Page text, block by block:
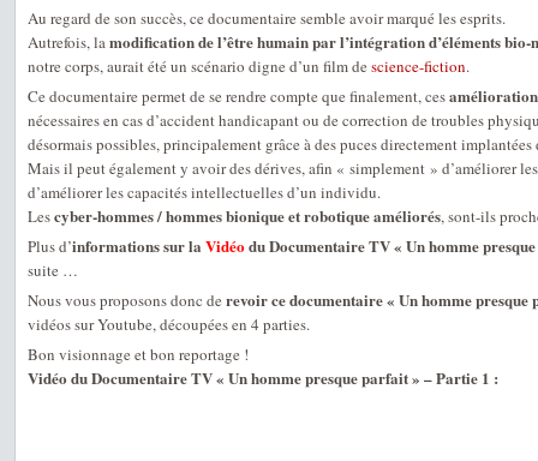
Au regard de son succès, ce documentaire semble avoir marqué les esprits.
Autrefois, lamodification de l’être humain par l’intégration d’éléments bio-
notre corps, aurait été un scénario digne d’un film de science-fiction.
Ce documentaire permet de se rendre compte que finalement, ces
nécessaires en cas d’accident handicapant ou de correction de troubles
désormais possibles, principalement grâce à des puces directement implantées
Mais il peut également y avoir des dérives, afin « simplement » d’améliorer
d’améliorer les capacités intellectuelles d’un individu.
Lescyber-hommes / hommes bionique et robotique améliorés, sont-ils
Plus d’informations sur la Vidéodu Documentaire TV « Un homme
suite …
Nous vous proposons donc de revoir ce documentaire « Un homme presque
vidéos sur Youtube, découpées en 4 parties.
Bon visionnage et bon reportage !
Vidéo du Documentaire TV « Un homme presque parfait » – Partie 1 :